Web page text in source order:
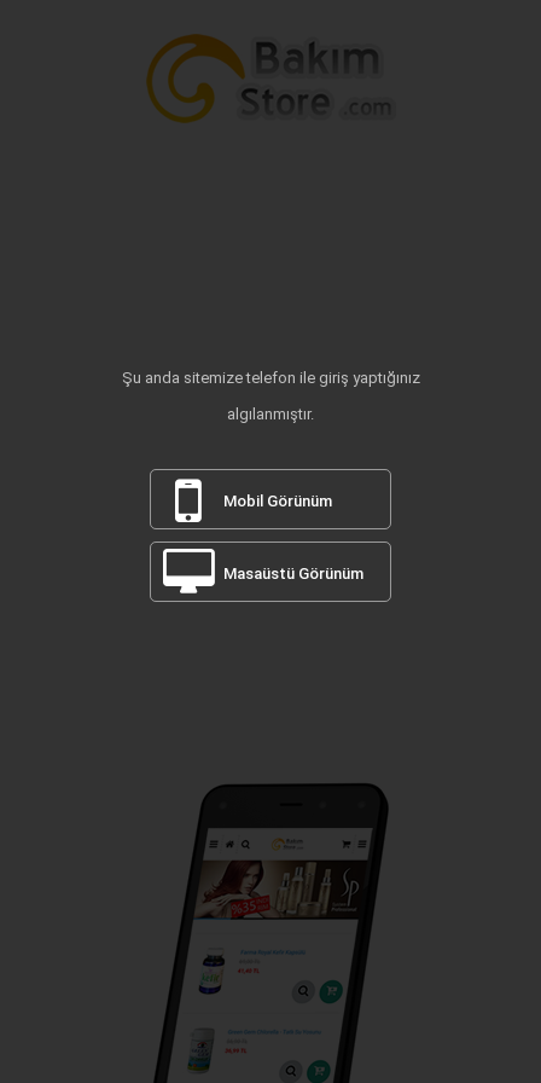
Şu anda sitemize telefon ile giriş yaptığınız
algılanmıştır.
Mobil Görünüm
Masaüstü Görünüm